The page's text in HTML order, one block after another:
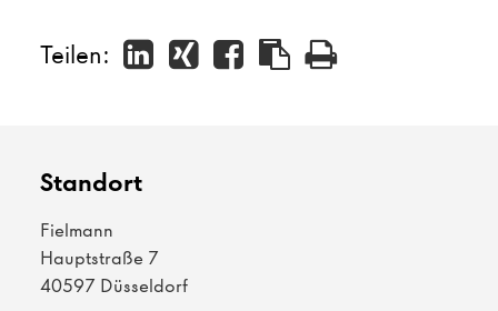
Teilen:
Standort
Fielmann
Hauptstraße 7
40597 Düsseldorf